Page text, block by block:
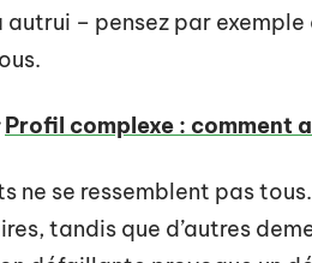
– pensez par exemple
Profil complexe : comment
ne se ressemblent pas
tandis que d’autres